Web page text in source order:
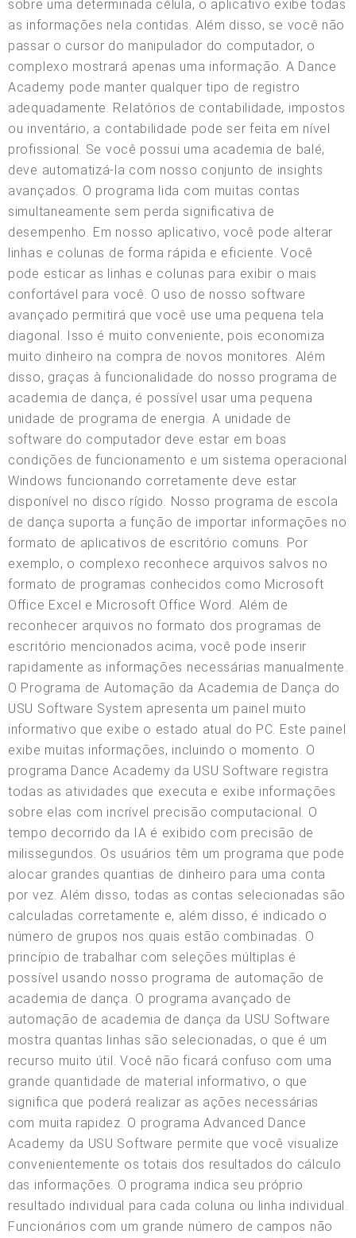
sobre uma determinada célula, o aplicativo exibe todas
as informações nela contidas. Além disso, se você não
passar o cursor do manipulador do computador, o
complexo mostrará apenas uma informação. A Dance
Academy pode manter qualquer tipo de registro
adequadamente. Relatórios de contabilidade, impostos
ou inventário, a contabilidade pode ser feita em nível
profissional. Se você possui uma academia de balé,
deve automatizá-la com nosso conjunto de insights
avançados. O programa lida com muitas contas
simultaneamente sem perda significativa de
desempenho. Em nosso aplicativo, você pode alterar
linhas e colunas de forma rápida e eficiente. Você
pode esticar as linhas e colunas para exibir o mais
confortável para você. O uso de nosso software
avançado permitirá que você use uma pequena tela
diagonal. Isso é muito conveniente, pois economiza
muito dinheiro na compra de novos monitores. Além
disso, graças à funcionalidade do nosso programa de
academia de dança, é possível usar uma pequena
unidade de programa de energia. A unidade de
software do computador deve estar em boas
condições de funcionamento e um sistema operacional
Windows funcionando corretamente deve estar
disponível no disco rígido. Nosso programa de escola
de dança suporta a função de importar informações no
formato de aplicativos de escritório comuns. Por
exemplo, o complexo reconhece arquivos salvos no
formato de programas conhecidos como Microsoft
Office Excel e Microsoft Office Word. Além de
reconhecer arquivos no formato dos programas de
escritório mencionados acima, você pode inserir
rapidamente as informações necessárias manualmente.
O Programa de Automação da Academia de Dança do
USU Software System apresenta um painel muito
informativo que exibe o estado atual do PC. Este painel
exibe muitas informações, incluindo o momento. O
programa Dance Academy da USU Software registra
todas as atividades que executa e exibe informações
sobre elas com incrível precisão computacional. O
tempo decorrido da IA é exibido com precisão de
milissegundos. Os usuários têm um programa que pode
alocar grandes quantias de dinheiro para uma conta
por vez. Além disso, todas as contas selecionadas são
calculadas corretamente e, além disso, é indicado o
número de grupos nos quais estão combinadas. O
princípio de trabalhar com seleções múltiplas é
possível usando nosso programa de automação de
academia de dança. O programa avançado de
automação de academia de dança da USU Software
mostra quantas linhas são selecionadas, o que é um
recurso muito útil. Você não ficará confuso com uma
grande quantidade de material informativo, o que
significa que poderá realizar as ações necessárias
com muita rapidez. O programa Advanced Dance
Academy da USU Software permite que você visualize
convenientemente os totais dos resultados do cálculo
das informações. O programa indica seu próprio
resultado individual para cada coluna ou linha individual.
Funcionários com um grande número de campos não